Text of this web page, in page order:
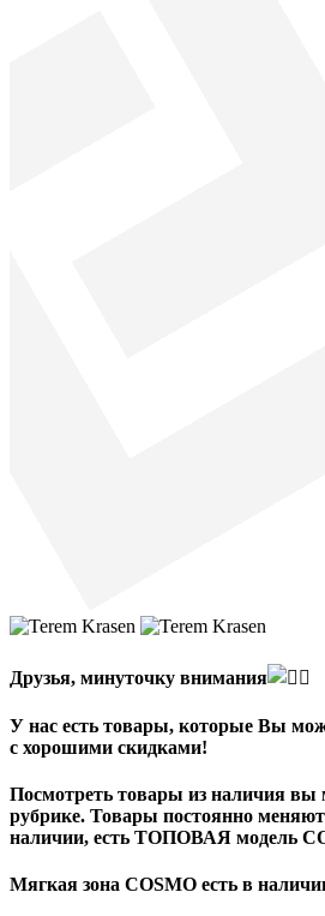
Друзья, минуточку внимания
У нас есть товары, которые Вы
с хорошими скидками!
Посмотреть товары из наличия вы
рубрике. Товары постоянно
наличии, есть ТОПОВАЯ модель
Мягкая зона COSMO есть в